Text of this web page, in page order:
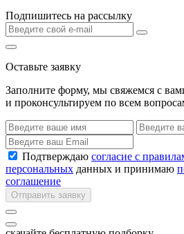
Подпишитесь на рассылку
Оставьте заявку
Заполните форму, мы свяжемся с
и проконсультируем по всем
Подтверждаю согласие с
персональных данных и принимаю
соглашение
Отправить заявку